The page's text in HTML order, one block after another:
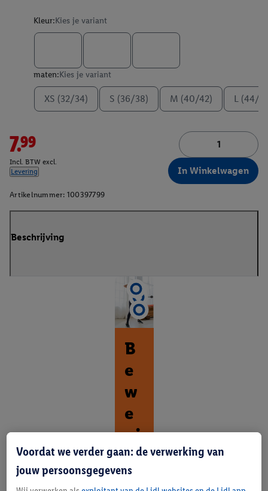
Kleur:Kies je variant
maten:Kies je variant
XS (32/34) S (36/38) M (40/42) L (44/
7.99
Incl. BTW excl.
Levering
In Winkelwagen
Artikelnummer: 100397799
Beschrijving
B
e
w
e
gi
n
g
Voordat we verder gaan: de verwerking van
jouw persoonsgegevens